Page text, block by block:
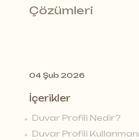
Çözümleri
04 Şub 2026
İçerikler
Duvar Profili Nedir?
Duvar Profili